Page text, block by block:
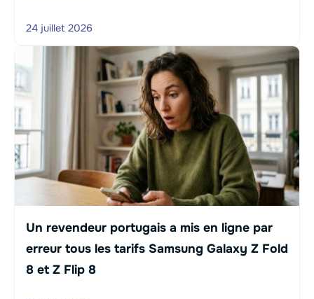
24 juillet 2026
Un revendeur portugais a mis en ligne par
erreur tous les tarifs Samsung Galaxy Z Fold
8 et Z Flip 8